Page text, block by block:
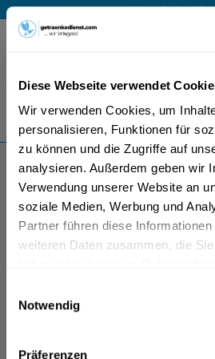
Diese Webseite verwendet
Wir verwenden Cookies, um
personalisieren, Funktionen für
zu können und die Zugriffe auf
analysieren. Außerdem geben wir
Verwendung unserer Website an
soziale Medien, Werbung und
Partner führen diese
weiteren Daten zusammen, die
Notwendig
Präferenzen
Mo – Fr 9 – 17
Menü
Es
Morand Williamine